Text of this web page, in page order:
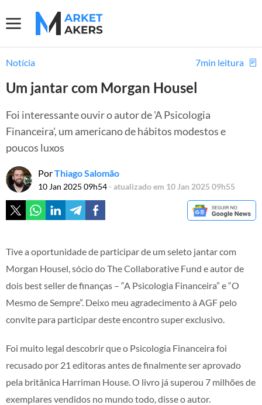
Notícia 7min leitura
Um jantar com Morgan Housel
Foi interessante ouvir o autor de 'A Psicologia
Financeira', um americano de hábitos modestos e
poucos luxos
PorThiago Salomão
10 Jan 2025 09h54- atualizado em 10 Jan 2025 09h55
Tive a oportunidade de participar de um seleto jantar com
Morgan Housel, sócio do The Collaborative Fund e autor de
dois best seller de finanças – “A Psicologia Financeira” e “O
Mesmo de Sempre”. Deixo meu agradecimento à AGF pelo
convite para participar deste encontro super exclusivo.
Foi muito legal descobrir que o Psicologia Financeira foi
recusado por 21 editoras antes de finalmente ser aprovado
pela britânica Harriman House. O livro já superou 7 milhões de
exemplares vendidos no mundo todo, disse o autor.